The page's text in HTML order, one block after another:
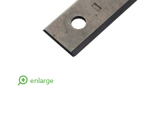
enlarge